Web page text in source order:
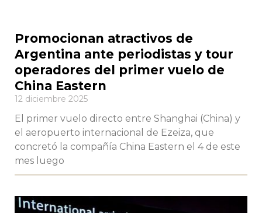
Promocionan atractivos de
Argentina ante periodistas y tour
operadores del primer vuelo de
China Eastern
12 diciembre 2025
El primer vuelo directo entre Shanghai (China) y
el aeropuerto internacional de Ezeiza, que
concretó la compañía China Eastern el 4 de este
mes luego